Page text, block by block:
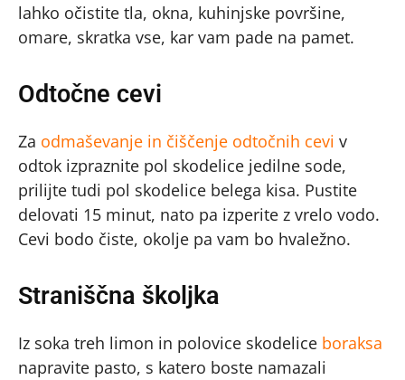
lahko očistite tla, okna, kuhinjske površine,
omare, skratka vse, kar vam pade na pamet.
Odtočne cevi
Za odmaševanje in čiščenje odtočnih cevi v
odtok izpraznite pol skodelice jedilne sode,
prilijte tudi pol skodelice belega kisa. Pustite
delovati 15 minut, nato pa izperite z vrelo vodo.
Cevi bodo čiste, okolje pa vam bo hvaležno.
Straniščna školjka
Iz soka treh limon in polovice skodelice boraksa
napravite pasto, s katero boste namazali